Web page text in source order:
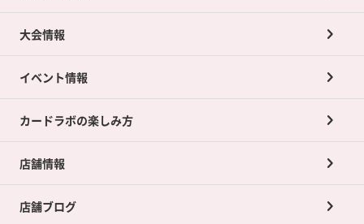
大会情報
イベント情報
カードラボの楽しみ方
店舗情報
店舗ブログ